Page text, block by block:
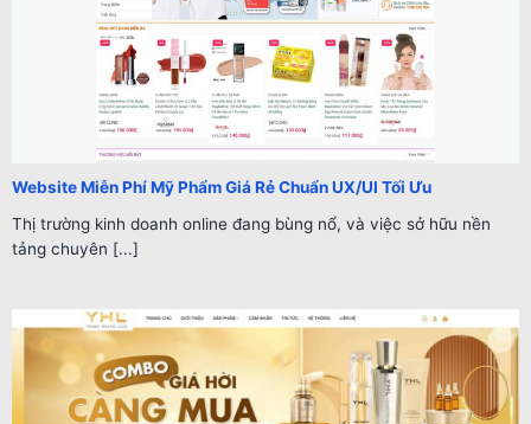
Website Miễn Phí Mỹ Phẩm Giá Rẻ Chuẩn UX/UI Tối Ưu
Thị trường kinh doanh online đang bùng nổ, và việc sở hữu nền
tảng chuyên [...]